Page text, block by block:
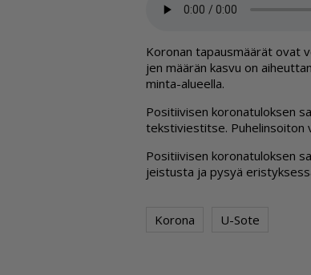
Ko­ro­nan ta­paus­mää­rät ovat
jen mää­rän kas­vu on
min­ta-alu­eel­la.
Po­si­tii­vi­sen ko­ro­na­tu­lok­sen
teks­ti­vies­tit­se. Pu­he­lin­soi­ton
Po­si­tii­vi­sen ko­ro­na­tu­lok­sen
jeis­tus­ta ja py­syä
Korona U-Sote